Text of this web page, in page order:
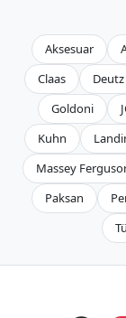
Aksesuar
Claas
Deutz
Goldoni
Kuhn
Massey
Paksan